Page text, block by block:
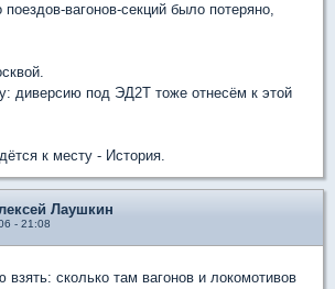
поездов-вагонов-секций было потеряно,
диверсию под ЭД2Т тоже отнесём к этой
к месту - История.
Лаушкин
- 21:08
сколько там вагонов и локомотивов